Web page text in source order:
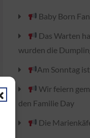
Baby Born
Das Warten
wurden die
Am Sonntag
Wir feiern
den Familie Day
Die